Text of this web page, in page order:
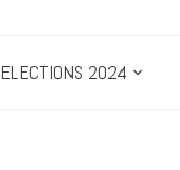
ELECTIONS 2024